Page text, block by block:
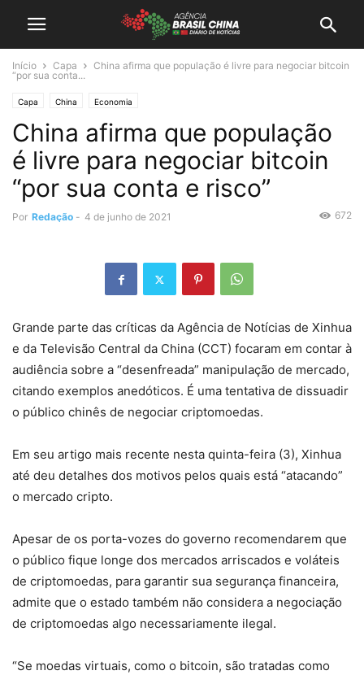
Início Capa
China afirma que população é livre para negociar bitcoin
“por sua conta...
Capa China Economia
China afirma que população
é livre para negociar bitcoin
“por sua conta e risco”
Por Redação - 4 de junho de 2021 672
Grande parte das críticas da Agência de Notícias de Xinhua
e da Televisão Central da China (CCT) focaram em contar à
audiência sobre a “desenfreada” manipulação de mercado,
citando exemplos anedóticos. É uma tentativa de dissuadir
o público chinês de negociar criptomoedas.
Em seu artigo mais recente nesta quinta-feira (3), Xinhua
até deu detalhes dos motivos pelos quais está “atacando”
o mercado cripto.
Apesar de os porta-vozes do governo recomendarem que
o público fique longe dos mercados arriscados e voláteis
de criptomoedas, para garantir sua segurança financeira,
admite que o estado também não considera a negociação
de criptomoedas algo necessariamente ilegal.
“Se moedas virtuais, como o bitcoin, são tratadas como